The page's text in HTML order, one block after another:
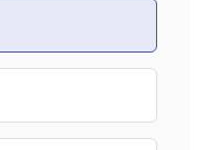
Dhabi, and
I’ve found that
often better
access and more
me as a trader to